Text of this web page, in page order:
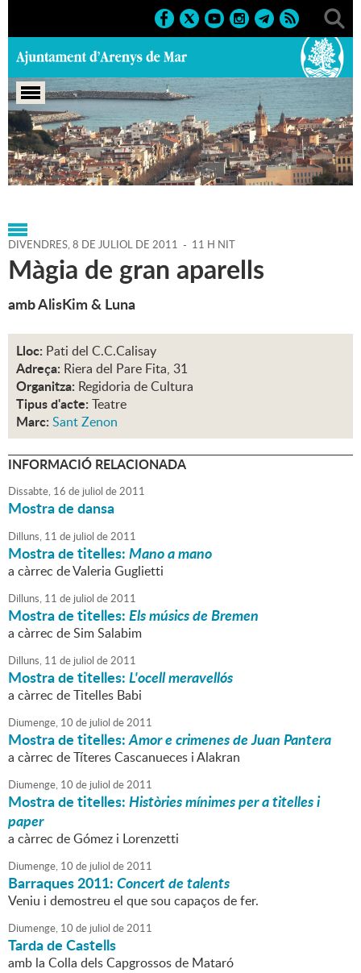
Portada > Agenda > 08-07-
2011 > Marcs > Culturals > 2011 > Sant Zenon
DIVENDRES,8 DE JULIOL DE 2011 - 11 H NIT
Màgia de gran aparells
amb AlisKim & Luna
Lloc: Pati del C.C.Calisay
Adreça: Riera del Pare Fita, 31
Organitza: Regidoria de Cultura
Tipus d'acte: Teatre
Marc: Sant Zenon
INFORMACIÓ RELACIONADA
Dissabte, 16 de juliol de2011
Mostra de dansa
Dilluns, 11 de juliol de2011
Mostra de titelles:Mano a mano
a càrrec de Valeria Guglietti
Dilluns, 11 de juliol de2011
Mostra de titelles:Els músics de Bremen
a càrrec de Sim Salabim
Dilluns, 11 de juliol de2011
Mostra de titelles:L'ocell meravellós
a càrrec de Titelles Babi
Diumenge, 10 de juliol de2011
Mostra de titelles:Amor e crimenes de Juan Pantera
a càrrec de Títeres Cascanueces i Alakran
Diumenge, 10 de juliol de2011
Mostra de titelles:Històries mínimes per a titelles i
paper
a càrrec de Gómez i Lorenzetti
Diumenge, 10 de juliol de2011
Barraques 2011:Concert de talents
Veniu i demostreu el que sou capaços de fer.
Diumenge, 10 de juliol de2011
Tarda de Castells
amb la Colla dels Capgrossos de Mataró